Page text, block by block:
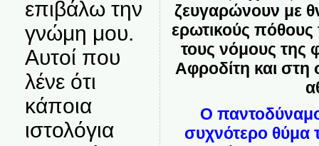
επιβάλω την
γνώμη μου.
Αυτοί που
λένε ότι
κάποια
ιστολόγια
ζευγαρώνουν με
ερωτικούς
τους νόμους της
Αφροδίτη και στη
Ο
συχνότερο θύμα